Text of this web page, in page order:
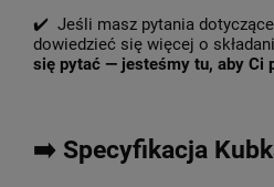
✔️ Jeśli masz pytania
dowiedzieć się więcej o
się pytać — jesteśmy tu, aby Ci
➡️ Specyfikacja